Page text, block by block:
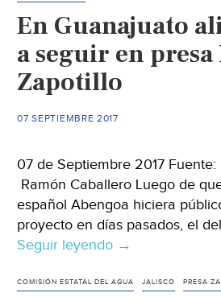
en
(El
En Guanajuato
a seguir en presa
Zapotillo
07 SEPTIEMBRE 2017
07 de Septiembre 2017
Ramón Caballero Luego de
español Abengoa hiciera
proyecto en días pasados, el
Seguir leyendo En
alistan
→
COMISIÓN ESTATAL DEL AGUA JALISCO PRESA